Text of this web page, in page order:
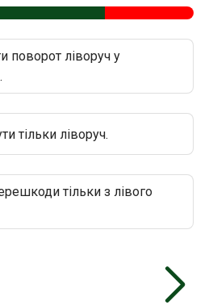
поворот ліворуч у
тільки ліворуч.
тільки з лівого